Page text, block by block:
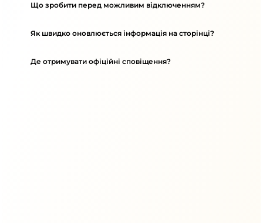
Що зробити перед можливим відключенням?
Як швидко оновлюється інформація на сторінці?
Де отримувати офіційні сповіщення?